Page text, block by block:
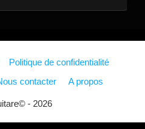
Politique de confidentialité
contacter A propos
- 2026